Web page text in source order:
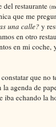
del restaurante
que me
una calle? y
en otro
en mi coche,
que no
agenda de
iba echando la